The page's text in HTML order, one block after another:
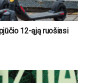
12-ąją ruošiasi